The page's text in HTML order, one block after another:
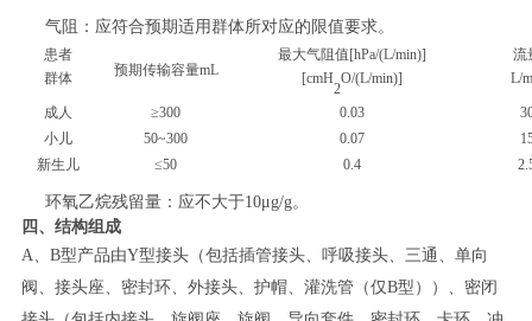
气阻：应符合预期适用群体所对应的限值要求。
患者
群体
预期传输容量mL
最大气阻值 [hPa/(L/min)]
[cmH
2
O/(L/min)]
流
L/
成人 ≥300 0.03
小儿
50~300 0.07
新生儿
≤50 0.4
环氧乙烷残留量： 应不大于10μg/g。
四、 结构组成
A、 B型产品由Y型接头（包括插管接头、呼吸接头、三通、单向
阀、接头座、密封环、外接头、护帽、灌洗管（仅B型））、密闭